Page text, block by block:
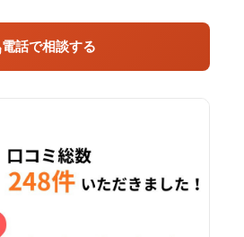
電話で相談する